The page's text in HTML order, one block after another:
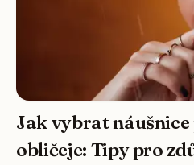
Jak vybrat
obličeje: Tipy pro